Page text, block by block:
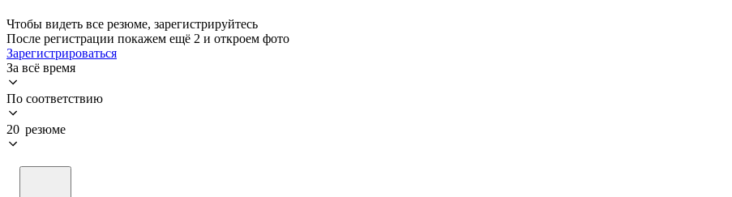
Чтобы видеть все резюме, зарегистрируйтесь
После регистрации покажем ещё 2 и откроем фото
Зарегистрироваться
За всё время
По соответствию
20 резюме